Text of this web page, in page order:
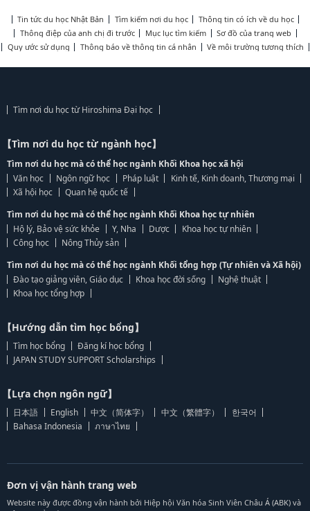
Tin tức du học Nhật Bản Tìm kiếm nơi du học
Thông tin có ích về du học
Thông điệp của anh chị đi trước
Mục lục tìm kiếm
Sơ đồ của trang web
Quy ước sử dụng
Thông báo về thông tin cá nhân Về môi trường tương thích
Tìm nơi du học từ Hiroshima Đại học
【Tìm nơi du học từ ngành học】
Tìm nơi du học mà có thể học ngành Khối Khoa học xã hội
Văn học
Ngôn ngữ học Pháp luật
Kinh tế, Kinh doanh, Thương mại
Xã hội học
Quan hệ quốc tế
Tìm nơi du học mà có thể học ngành Khối Khoa học tự nhiên
Hộ lý, Bảo vệ sức khỏe
Y, Nha Dược
Khoa học tự nhiên
Công học
Nông Thủy sản
Tìm nơi du học mà có thể học ngành Khối tổng hợp (Tự nhiên và Xã hội)
Đào tạo giảng viên, Giáo dục
Khoa học đời sống
Nghệ thuật
Khoa học tổng hợp
【Hướng dẫn tìm học bổng】
Tìm học bổng
Đăng kí học bổng
JAPAN STUDY SUPPORT Scholarships
【Lựa chọn ngôn ngữ】
日本語 English 中文（简体字） 中文（繁體字）
한국어
Bahasa Indonesia
ภาษาไทย
Đơn vị vận hành trang web
Website này được đồng vận hành bởi Hiệp hội Văn hóa Sinh Viên Châu Á (ABK) và